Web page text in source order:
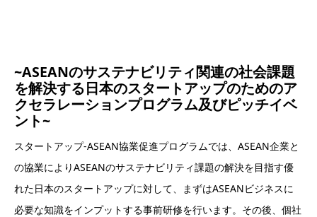
~ASEANのサステナビリティ関連の社会課題
を解決する日本のスタートアップのためのア
クセラレーションプログラム及びピッチイベ
ント~
スタートアップ-ASEAN協業促進プログラムでは、ASEAN企業と
の協業によりASEANのサステナビリティ課題の解決を目指す優
れた日本のスタートアップに対して、まずはASEANビジネスに
必要な知識をインプットする事前研修を行います。その後、個社